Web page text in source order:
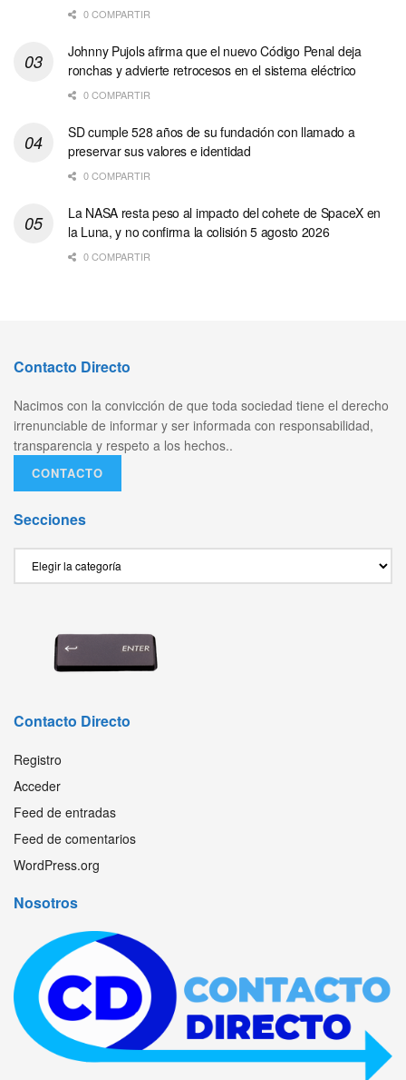
0 COMPARTIR
Johnny Pujols afirma que el nuevo Código Penal deja
ronchas y advierte retrocesos en el sistema eléctrico
0 COMPARTIR
SD cumple 528 años de su fundación con llamado a
preservar sus valores e identidad
0 COMPARTIR
La NASA resta peso al impacto del cohete de SpaceX en
la Luna, y no confirma la colisión 5 agosto 2026
0 COMPARTIR
Contacto Directo
Nacimos con la convicción de que toda sociedad tiene el derecho
irrenunciable de informar y ser informada con responsabilidad,
transparencia y respeto a los hechos..
CONTACTO
Secciones
Contacto Directo
Registro
Acceder
Feed de entradas
Feed de comentarios
WordPress.org
Nosotros